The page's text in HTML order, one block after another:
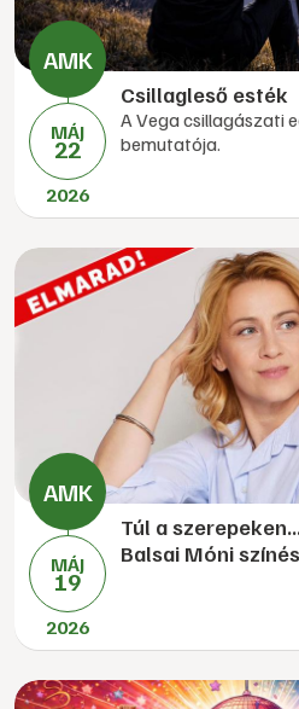
MÁJ
22
2026
Csillagleső esték
A Vega csillagászati
bemutatója.
MÁJ
19
2026
Túl a
Balsai Móni